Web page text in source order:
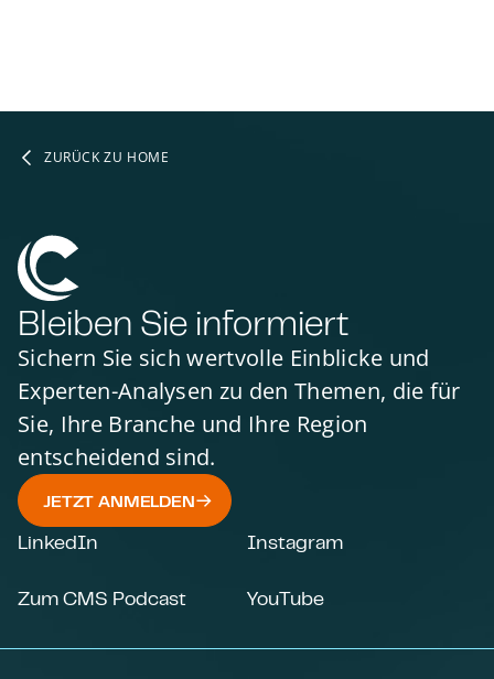
ZURÜCK ZU HOME
Bleiben Sie informiert
Sichern Sie sich wertvolle Einblicke und
Experten-Analysen zu den Themen, die für
Sie, Ihre Branche und Ihre Region
entscheidend sind.
JETZT ANMELDEN
LinkedIn Instagram
Zum CMS Podcast YouTube